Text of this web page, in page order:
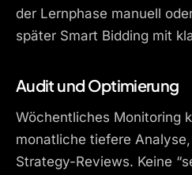
der Lernphase manuell
später Smart Bidding mit
Audit und Optimierung
Wöchentliches Monitoring
monatliche tiefere
Strategy-Reviews. Keine